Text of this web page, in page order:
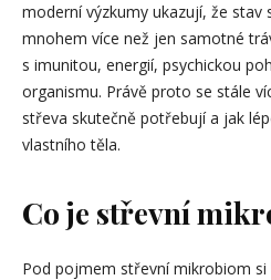
moderní výzkumy ukazují, že
mnohem více než jen samotné
s imunitou, energií, psychickou
organismu. Právě proto se stále
střeva skutečně potřebují a jak
vlastního těla.
Co je střevní
Pod pojmem střevní mikrobiom